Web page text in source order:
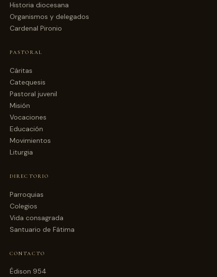
Historia diocesana
Organismos y delegados
Cardenal Pironio
PASTORAL
Cáritas
Catequesis
Pastoral juvenil
Misión
Vocaciones
Educación
Movimientos
Liturgia
DIRECTORIO
Parroquias
Colegios
Vida consagrada
Santuario de Fátima
CONTACTO
Édison 954